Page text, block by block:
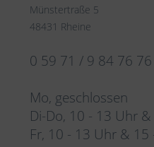
Münstertraße 5
48431 Rheine
0 59 71 / 9 84 76 76
Mo, geschlossen
Di-Do, 10 - 13 Uhr
Fr, 10 - 13 Uhr &